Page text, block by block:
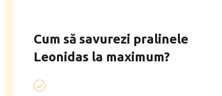
Cum să savurezi pralinele
Leonidas la maximum?